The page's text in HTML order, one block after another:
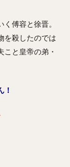
傅容と徐晋。
を殺したのでは
と皇帝の弟・
！